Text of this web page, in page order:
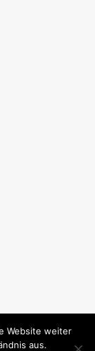
.
Website weiter
aus.